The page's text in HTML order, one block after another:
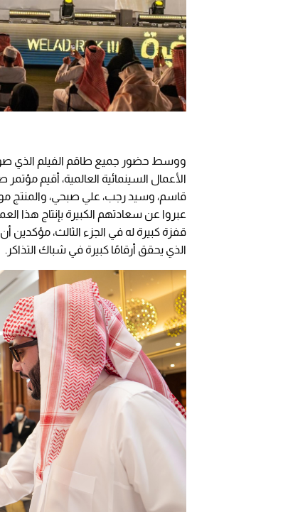
ووسط حضور جميع طاقم الفيلم الذي صور
الأعمال السينمائية العالمية، أقيم
قاسم، وسيد رجب، علي صبحي، والمنتج
عبروا عن سعادتهم الكبيرة بإنتاج هذا
قفزة كبيرة له في الجزء الثالث،
الذي يحقق أرقامًا كبيرة في شباك التذاكر.